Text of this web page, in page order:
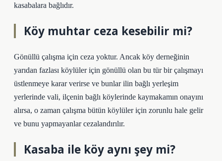
kasabalara bağlıdır.
Köy muhtar ceza kesebilir mi?
Gönüllü çalışma için ceza yoktur. Ancak köy derneğinin
yarıdan fazlası köylüler için gönüllü olan bu tür bir çalışmayı
üstlenmeye karar verirse ve bunlar ilin bağlı yerleşim
yerlerinde vali, ilçenin bağlı köylerinde kaymakamın onayını
alırsa, o zaman çalışma bütün köylüler için zorunlu hale gelir
ve bunu yapmayanlar cezalandırılır.
Kasaba ile köy aynı şey mi?